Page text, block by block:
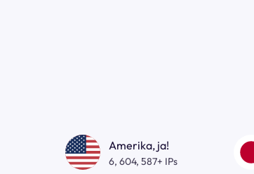
Amerika, ja!
6, 604, 587+ IPs